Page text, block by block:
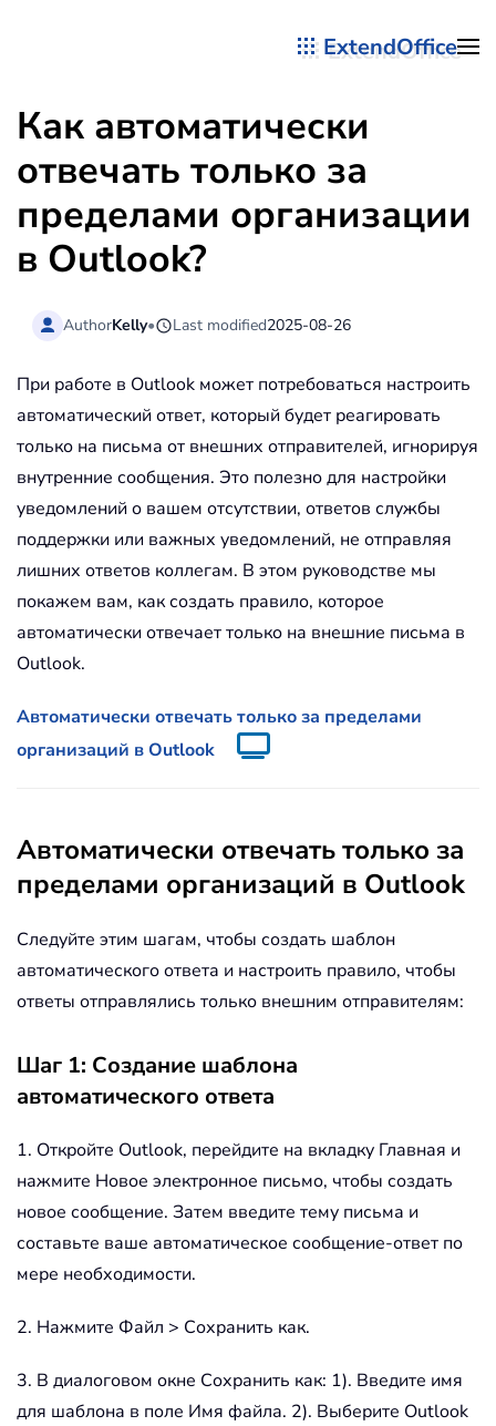
ExtendOffice
Как автоматически
отвечать только за
пределами организации
в Outlook?
AuthorKelly• Last modified2025-08-26
При работе в Outlook может потребоваться настроить
автоматический ответ, который будет реагировать
только на письма от внешних отправителей, игнорируя
внутренние сообщения. Это полезно для настройки
уведомлений о вашем отсутствии, ответов службы
поддержки или важных уведомлений, не отправляя
лишних ответов коллегам. В этом руководстве мы
покажем вам, как создать правило, которое
автоматически отвечает только на внешние письма в
Outlook.
Автоматически отвечать только за пределами
организаций в Outlook
Автоматически отвечать только за
пределами организаций в Outlook
Следуйте этим шагам, чтобы создать шаблон
автоматического ответа и настроить правило, чтобы
ответы отправлялись только внешним отправителям:
Шаг 1: Создание шаблона
автоматического ответа
1. Откройте Outlook, перейдите на вкладку Главная и
нажмите Новое электронное письмо, чтобы создать
новое сообщение. Затем введите тему письма и
составьте ваше автоматическое сообщение-ответ по
мере необходимости.
2. Нажмите Файл > Сохранить как.
3. В диалоговом окне Сохранить как: 1). Введите имя
для шаблона в поле Имя файла. 2). Выберите Outlook